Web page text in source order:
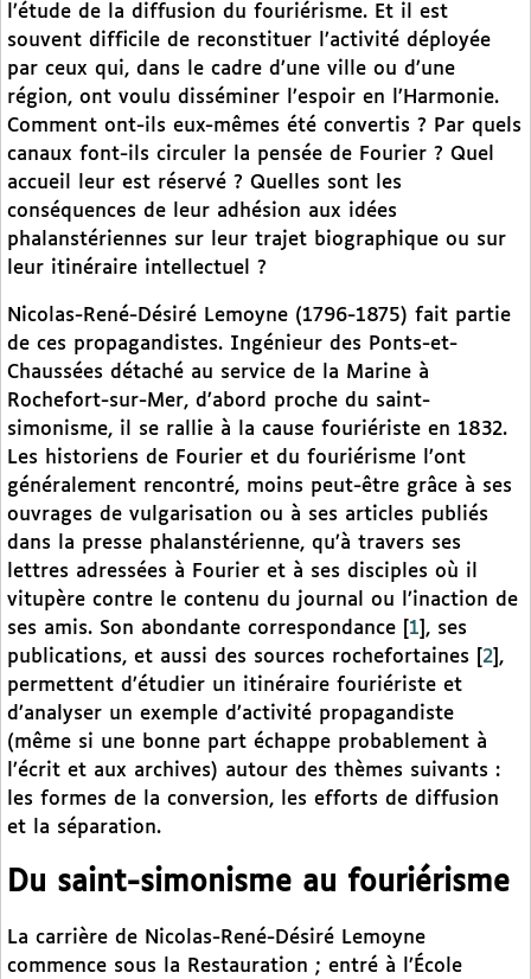
l’étude de la diffusion du fouriérisme. Et il est
souvent difficile de reconstituer l’activité déployée
par ceux qui, dans le cadre d’une ville ou d’une
région, ont voulu disséminer l’espoir en l’Harmonie.
Comment ont-ils eux-mêmes été convertis ? Par quels
canaux font-ils circuler la pensée de Fourier ? Quel
accueil leur est réservé ? Quelles sont les
conséquences de leur adhésion aux idées
phalanstériennes sur leur trajet biographique ou sur
leur itinéraire intellectuel ?
Nicolas-René-Désiré Lemoyne (1796-1875) fait partie
de ces propagandistes. Ingénieur des Ponts-et-
Chaussées détaché au service de la Marine à
Rochefort-sur-Mer, d’abord proche du saint-
simonisme, il se rallie à la cause fouriériste en 1832.
Les historiens de Fourier et du fouriérisme l’ont
généralement rencontré, moins peut-être grâce à ses
ouvrages de vulgarisation ou à ses articles publiés
dans la presse phalanstérienne, qu’à travers ses
lettres adressées à Fourier et à ses disciples où il
vitupère contre le contenu du journal ou l’inaction de
ses amis. Son abondante correspondance
1 , ses
publications, et aussi des sources rochefortaines
2 ,
permettent d’étudier un itinéraire fouriériste et
d’analyser un exemple d’activité propagandiste
(même si une bonne part échappe probablement à
l’écrit et aux archives) autour des thèmes suivants :
les formes de la conversion, les efforts de diffusion
et la séparation.
Du saint-simonisme au fouriérisme
La carrière de Nicolas-René-Désiré Lemoyne
commence sous la Restauration ; entré à l’École